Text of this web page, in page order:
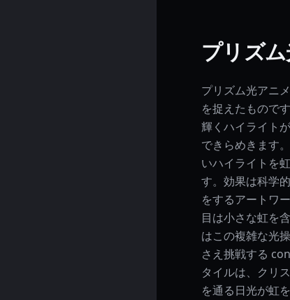
プリズ
プリズム光アニ
を捉えたもので
輝くハイライト
できらめきます
いハイライトを
す。効果は科学
をするアートワ
目は小さな虹を
はこの複雑な光
さえ挑戦する
タイルは、クリ
を通る日光が虹